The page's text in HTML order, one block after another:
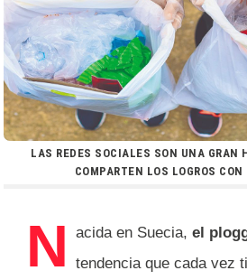
LAS REDES SOCIALES SON UNA GRAN
COMPARTEN LOS LOGROS CON
N acida en Suecia, el
tendencia que cada vez